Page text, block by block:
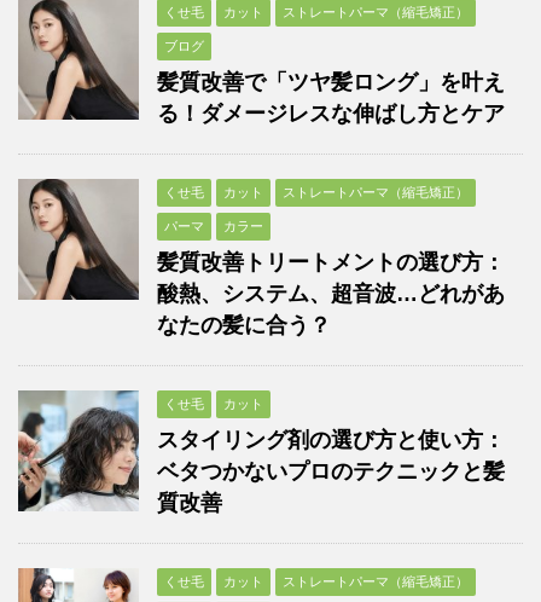
くせ毛 カット ストレートパーマ（縮毛矯正）
ブログ
髪質改善で「ツヤ髪ロング」を叶え
る！ダメージレスな伸ばし方とケア
くせ毛 カット ストレートパーマ（縮毛矯正）
パーマ カラー
髪質改善トリートメントの選び方：
酸熱、システム、超音波…どれがあ
なたの髪に合う？
くせ毛 カット
スタイリング剤の選び方と使い方：
ベタつかないプロのテクニックと髪
質改善
くせ毛 カット ストレートパーマ（縮毛矯正）